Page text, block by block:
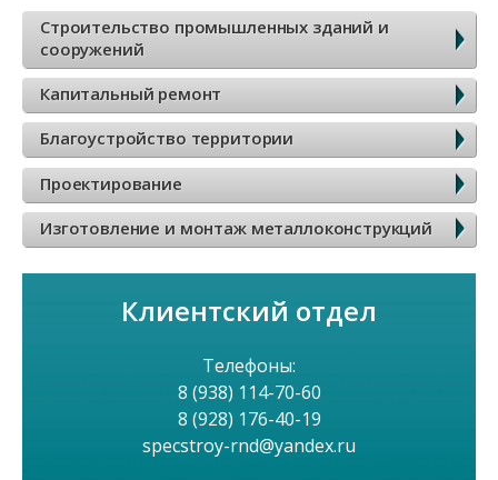
Б
о
к
о
в
о
Строительство промышленных зданий и
сооружений
Капитальный ремонт
Благоустройство территории
Проектирование
Изготовление и монтаж металлоконструкций
Клиентский отдел
Телефоны:
8 (938) 114-70-60
8 (928) 176-40-19
specstroy-rnd@yandex.ru